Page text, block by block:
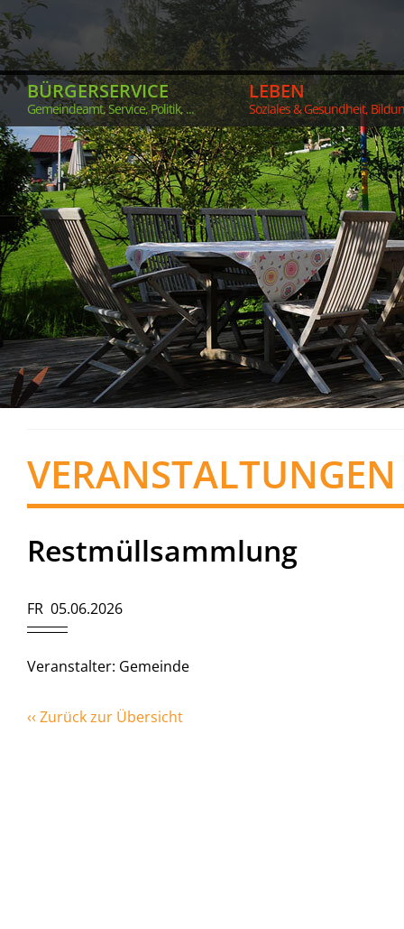
BÜRGERSERVICE
Gemeindeamt, Service, Politik, ...
LEBEN
Soziales & Gesundheit,
VERANSTALTUNGEN
Restmüllsammlung
FR 05.06.2026
Veranstalter: Gemeinde
‹‹ Zurück zur Übersicht